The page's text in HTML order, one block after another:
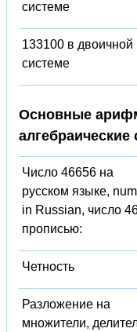
системе
133100 в двоичной
системе
Основные
алгебраические
Число 46656 на
русском языке,
in Russian, число
прописью:
Четность
Разложение на
множители,